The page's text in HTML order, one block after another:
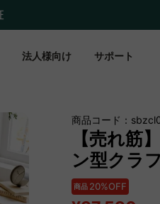
開催中！
法人様向け サポート
商品コード：
【売れ筋
ン型クラ
商品 20%OFF